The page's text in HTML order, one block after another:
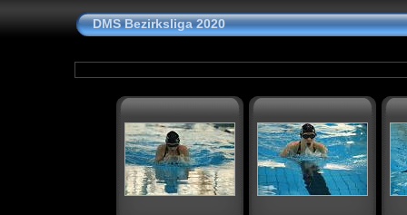
DMS Bezirksliga 2020